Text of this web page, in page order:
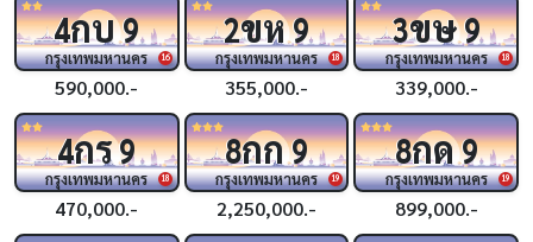
16
4กบ9
กรุงเทพมหานคร
590,000.-
18
2ขห9
กรุงเทพมหานคร
355,000.-
18
3ขษ9
กรุงเทพมหานคร
339,000.-
18
4กร9
กรุงเทพมหานคร
470,000.-
19
8กก9
กรุงเทพมหานคร
2,250,000.-
19
8กด9
กรุงเทพมหานคร
899,000.-